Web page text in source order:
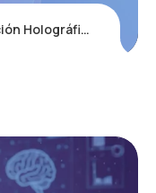
Holográfica"